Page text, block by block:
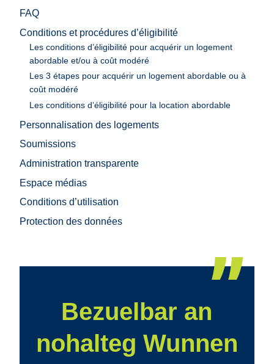
FAQ
Conditions et procédures d’éligibilité
Les conditions d’éligibilité pour acquérir un logement
abordable et/ou à coût modéré
Les 3 étapes pour acquérir un logement abordable ou à
coût modéré
Les conditions d’éligibilité pour la location abordable
Personnalisation des logements
Soumissions
Administration transparente
Espace médias
Conditions d’utilisation
Protection des données
Bezuelbar an
nohalteg Wunnen